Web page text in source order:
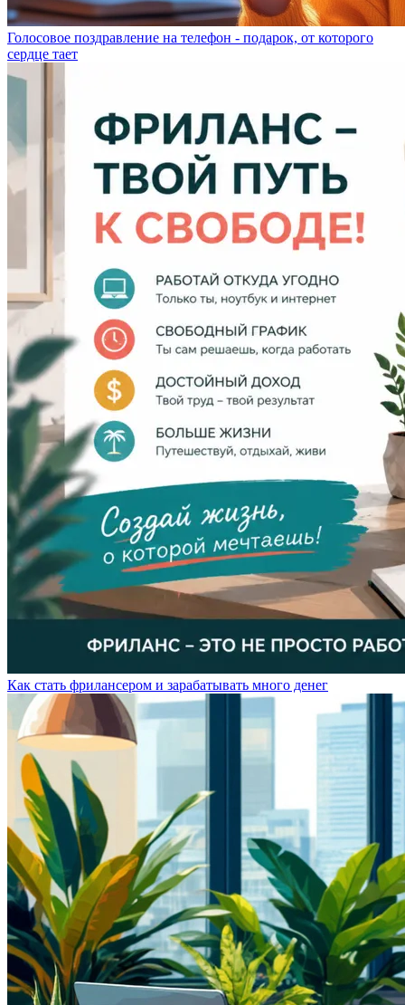
Голосовое поздравление на телефон - подарок, от которого
сердце тает
Как стать фрилансером и зарабатывать много денег